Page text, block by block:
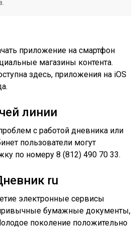
приложение на смартфон
магазины контента.
здесь, приложения на iOS
линии
с работой дневника или
пользователи могут
по номеру 8 (812) 490 70 33.
ru
электронные сервисы
бумажные документы,
поколение положительно